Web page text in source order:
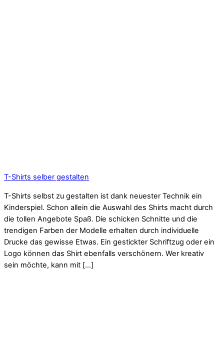
T-Shirts selber gestalten
T-Shirts selbst zu gestalten ist dank neuester Technik ein
Kinderspiel. Schon allein die Auswahl des Shirts macht durch
die tollen Angebote Spaß. Die schicken Schnitte und die
trendigen Farben der Modelle erhalten durch individuelle
Drucke das gewisse Etwas. Ein gestickter Schriftzug oder ein
Logo können das Shirt ebenfalls verschönern. Wer kreativ
sein möchte, kann mit […]